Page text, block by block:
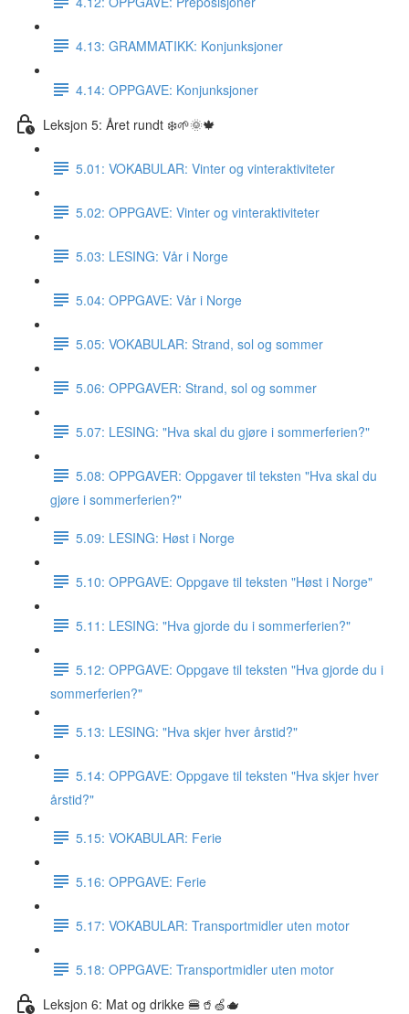
4.13: GRAMMATIKK: Konjunksjoner
4.14: OPPGAVE: Konjunksjoner
Leksjon 5: Året rundt ❄️🌱🌞🍁
5.01: VOKABULAR: Vinter og vinteraktiviteter
5.02: OPPGAVE: Vinter og vinteraktiviteter
5.03: LESING: Vår i Norge
5.04: OPPGAVE: Vår i Norge
5.05: VOKABULAR: Strand, sol og sommer
5.06: OPPGAVER: Strand, sol og sommer
5.07: LESING: "Hva skal du gjøre i sommerferien?"
5.08: OPPGAVER: Oppgaver til teksten "Hva skal du
gjøre i sommerferien?"
5.09: LESING: Høst i Norge
5.10: OPPGAVE: Oppgave til teksten "Høst i Norge"
5.11: LESING: "Hva gjorde du i sommerferien?"
5.12: OPPGAVE: Oppgave til teksten "Hva gjorde du i
sommerferien?"
5.13: LESING: "Hva skjer hver årstid?"
5.14: OPPGAVE: Oppgave til teksten "Hva skjer hver
årstid?"
5.15: VOKABULAR: Ferie
5.16: OPPGAVE: Ferie
5.17: VOKABULAR: Transportmidler uten motor
5.18: OPPGAVE: Transportmidler uten motor
Leksjon 6: Mat og drikke 🍔🥤🍏🫖